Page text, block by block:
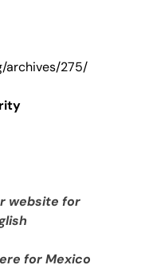
archives/275/
website for
for Mexico